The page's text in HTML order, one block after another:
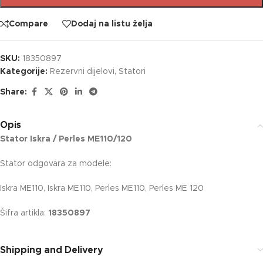
Compare Dodaj na listu želja
SKU: 18350897
Kategorije: Rezervni dijelovi, Statori
Share:
Opis
Stator Iskra / Perles ME110/120
Stator odgovara za modele:
Iskra ME110, Iskra ME110, Perles ME110, Perles ME 120
Šifra artikla: 18350897
Shipping and Delivery